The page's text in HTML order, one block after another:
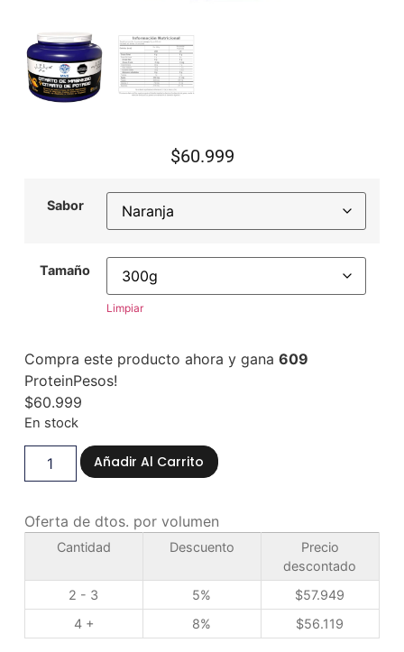
$60.999
Sabor
Tamaño
Limpiar
Compra este producto ahora y gana 609
ProteinPesos!
$60.999
En stock
Añadir Al Carrito
Oferta de dtos. por volumen
Cantidad Descuento
Precio
descontado
2 - 3
5% $57.949
4 +
8% $56.119